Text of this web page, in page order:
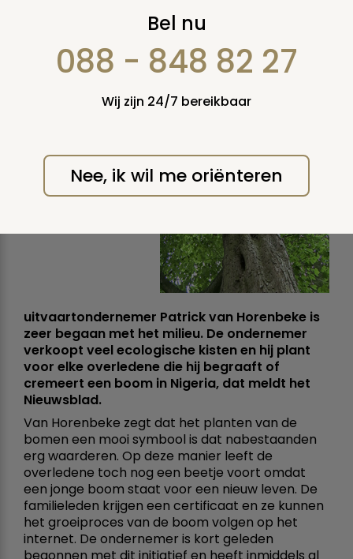
Belg plant voor elke
overledene een
boom in Nigeria
De Belgische
uitvaartondernemer Patrick van Horenbeke is
zeer begaan met het milieu. De ondernemer
verkoopt veel ecologische kisten en hij plant
voor elke overledene die hij begraaft of
cremeert een boom in Nigeria, dat meldt het
Nieuwsblad.
Van Horenbeke zegt dat het planten van de
bomen een mooi symbool is dat nabestaanden
erg waarderen. Op deze manier leeft de
overledene toch nog een beetje voort omdat
een jonge boom staat voor een nieuw leven. De
familieleden krijgen een certificaat en ze kunnen
het groeiproces van de boom volgen op het
internet. De ondernemer is kort geleden
begonnen met dit initiatief en heeft inmiddels al
Bel nu
088 - 848 82 27
Wij zijn 24/7 bereikbaar
Nee, ik wil me oriënteren